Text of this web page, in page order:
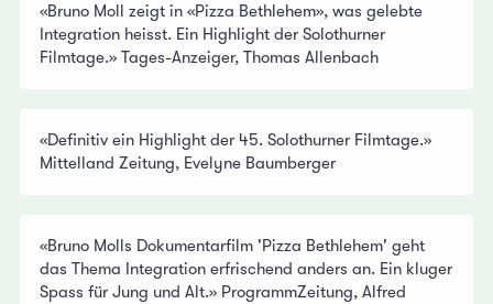
«Bruno Moll zeigt in «Pizza Bethlehem», was gelebte
Integration heisst. Ein Highlight der Solothurner
Filmtage.» Tages-Anzeiger, Thomas Allenbach
«Definitiv ein Highlight der 45. Solothurner Filmtage.»
Mittelland Zeitung, Evelyne Baumberger
«Bruno Molls Dokumentarfilm 'Pizza Bethlehem' geht
das Thema Integration erfrischend anders an. Ein kluger
Spass für Jung und Alt.» ProgrammZeitung, Alfred